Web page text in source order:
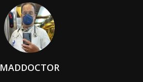
MADDOCTOR